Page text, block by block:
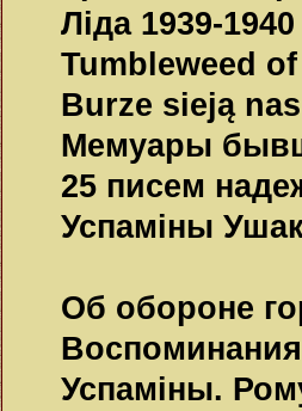
Ліда 1939-1940
Tumbleweed
Burze sieją
Мемуары
25 писем
Успаміны
Об обороне
Успаміны.